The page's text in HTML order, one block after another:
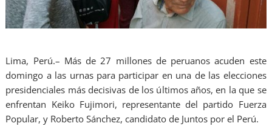
Lima, Perú.– Más de 27 millones de peruanos acuden este
domingo a las urnas para participar en una de las elecciones
presidenciales más decisivas de los últimos años, en la que se
enfrentan Keiko Fujimori, representante del partido Fuerza
Popular, y Roberto Sánchez, candidato de Juntos por el Perú.